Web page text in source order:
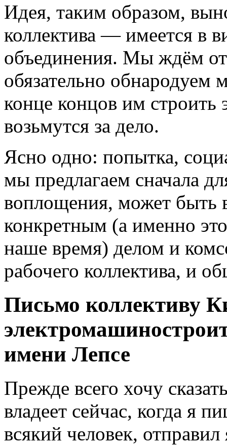
Идея, таким образом,
коллектива — имеется в
объединения. Мы ждём
обязательно обнародуем
конце концов им строить
возьмутся за дело.
Ясно одно: попытка,
мы предлагаем сначала
воплощения, может быть
конкретным (а именно
наше время) делом и
рабочего коллектива, и
Письмо коллективу
имени Лепсе
Прежде всего хочу
владеет сейчас, когда я
всякий человек,